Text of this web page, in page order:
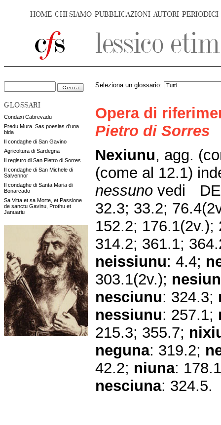
HOME CHI SIAMO PUBBLICAZIONI AUTORI PERIODICI
GLOSSARI
Condaxi Cabrevadu
Predu Mura. Sas poesias d'una
bida
Il condaghe di San Gavino
Agricoltura di Sardegna
Il registro di San Pietro di Sorres
Il condaghe di San Michele di
Salvennor
Il condaghe di Santa Maria di
Bonarcado
Sa Vitta et sa Morte, et Passione
de sanctu Gavinu, Prothu et
Januariu
Seleziona un glossario:
Opera di
Pietro di Sorres
Nexiunu, agg.
(come al 12.1)
nessuno vedi
32.3; 33.2;
152.2; 176.1(2v.);
314.2; 361.1;
neissiunu: 4.4;
303.1(2v.);
nesciunu: 324.3;
nessiunu: 257.1;
215.3; 355.7;
neguna: 319.2;
42.2; niuna:
nesciuna: 324.5.